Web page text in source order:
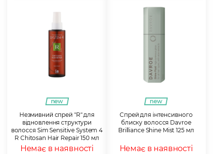
new
Незмивний спрей "R" для
відновлення структури
волосся Sim Sensitive System 4
R Chitosan Hair Repair 150 мл
Немає в наявності
new
Cпрей для інтенсивного
блиску волосся Davroe
Brilliance Shine Mist 125 мл
Немає в наявності